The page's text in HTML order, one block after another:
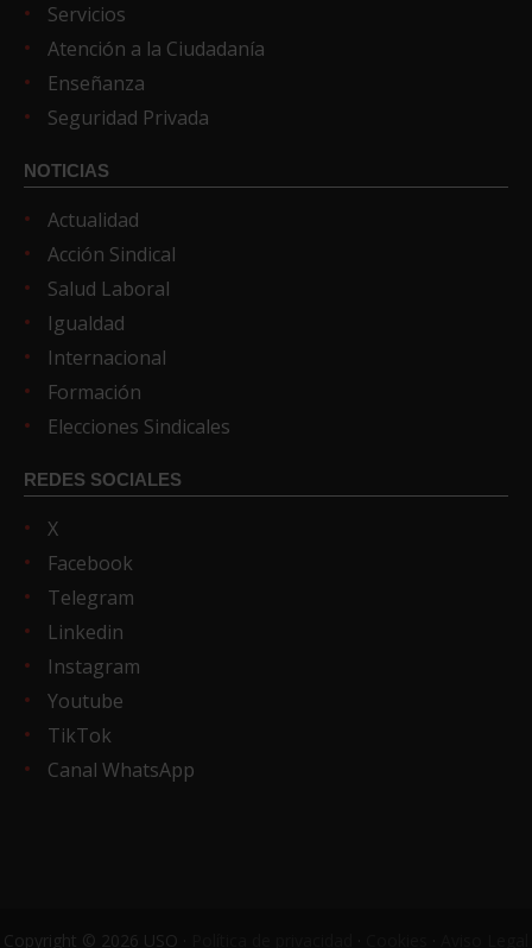
Servicios
Atención a la Ciudadanía
Enseñanza
Seguridad Privada
NOTICIAS
Actualidad
Acción Sindical
Salud Laboral
Igualdad
Internacional
Formación
Elecciones Sindicales
REDES SOCIALES
X
Facebook
Telegram
Linkedin
Instagram
Youtube
TikTok
Canal WhatsApp
Copyright © 2026 USO ·